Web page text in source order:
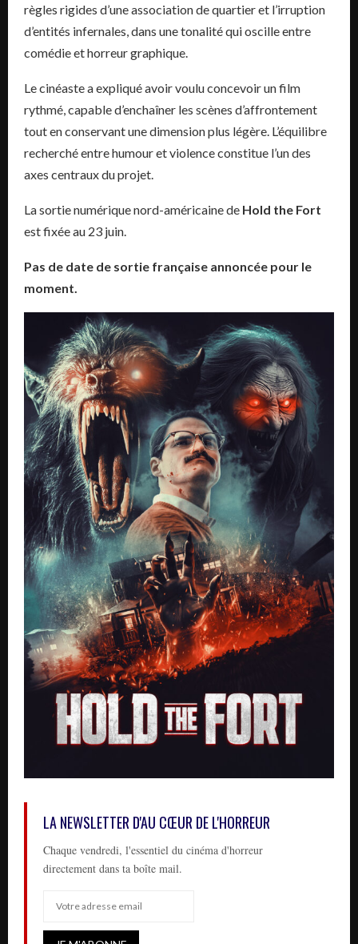
règles rigides d’une association de quartier et l’irruption
d’entités infernales, dans une tonalité qui oscille entre
comédie et horreur graphique.
Le cinéaste a expliqué avoir voulu concevoir un film
rythmé, capable d’enchaîner les scènes d’affrontement
tout en conservant une dimension plus légère. L’équilibre
recherché entre humour et violence constitue l’un des
axes centraux du projet.
La sortie numérique nord-américaine de Hold the Fort
est fixée au 23 juin.
Pas de date de sortie française annoncée pour le
moment.
LA NEWSLETTER D'AU CŒUR DE L'HORREUR
Chaque vendredi, l'essentiel du cinéma d'horreur
directement dans ta boîte mail.